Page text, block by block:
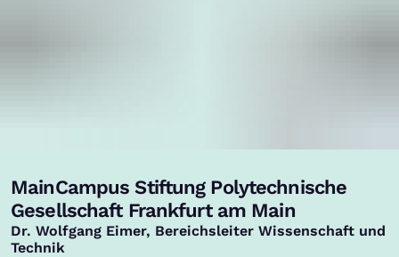
MainCampus Stiftung Polytechnische
Gesellschaft Frankfurt am Main
,
Dr. Wolfgang Eimer, Bereichsleiter Wissenschaft und
Technik